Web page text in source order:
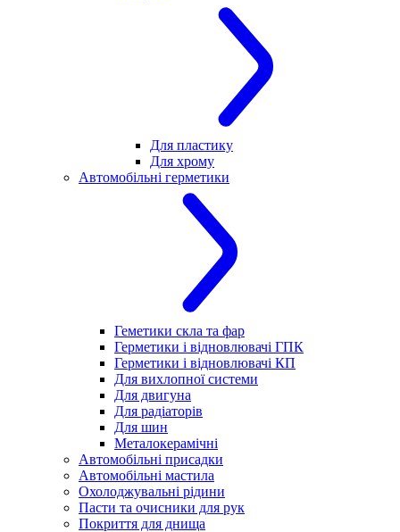
Для пластику
Для хрому
Автомобільні герметики
Геметики скла та фар
Герметики і відновлювачі ГПК
Герметики і відновлювачі КП
Для вихлопної системи
Для двигуна
Для радіаторів
Для шин
Металокерамічні
Автомобільні присадки
Автомобільні мастила
Охолоджувальні рідини
Пасти та очисники для рук
Покриття для днища